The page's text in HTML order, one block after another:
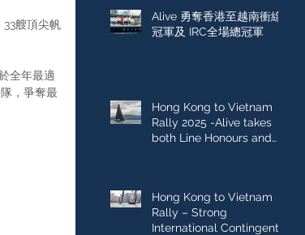
33艘頂尖帆
全年最適
，爭奪最
Alive 勇奪香港至越南衝線
冠軍及 IRC全場總冠軍
Hong Kong to Vietnam
Rally 2025 -Alive takes
both Line Honours and
Hong Kong to Vietnam
Rally – Strong
International Contingent